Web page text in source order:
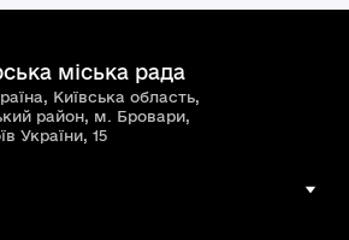
міська рада
Київська область,
район, м. Бровари,
України, 15